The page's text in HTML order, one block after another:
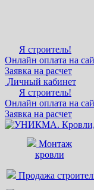
Я строитель!
Онлайн оплата на
Заявка на расчет
Личный кабинет
Я строитель!
Онлайн оплата на
Заявка на расчет
Монтаж
кровли
Продажа